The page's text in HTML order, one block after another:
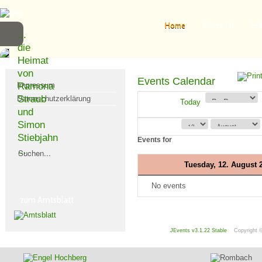
Home
...
die
Heimat
von
Ramona
Straub
und
Simon
Stiebjahn
...
Impressum
Datenschutzerklärung
Suchen
Events Calendar
Today
Events for
Tuesday, 12. August
No events
JEvents v3.1.22 Stable Copyright